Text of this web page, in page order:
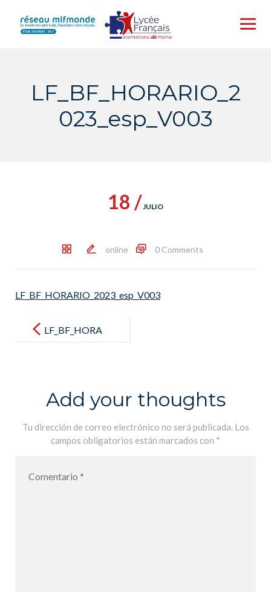
content
LF_BF_HORARIO_2
023_esp_V003
18 /JULIO
online 0 Comments
LF_BF_HORARIO_2023_esp_V003
navigationLF_BF_HORA
Add your thoughts
Tu dirección de correo electrónico no será publicada. Los
campos obligatorios están marcados con *